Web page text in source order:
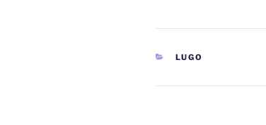
CATEGORÍAS
LUGO